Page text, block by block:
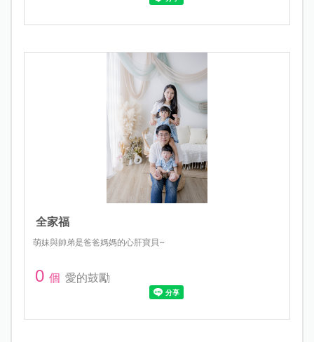
全家福
萌妹與帥弟是爸爸媽媽的心肝寶貝~
0 個 愛的鼓勵